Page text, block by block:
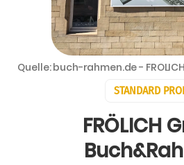
STANDARD
FRÖLICH
Quelle: buch-rahmen.de -